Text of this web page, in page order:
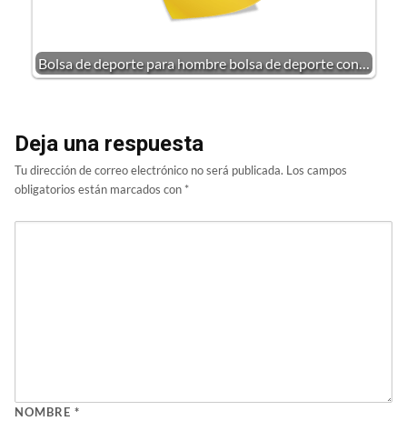
Bolsa de deporte para hombre bolsa de deporte con…
Deja una respuesta
Tu dirección de correo electrónico no será publicada. Los campos
obligatorios están marcados con *
NOMBRE *